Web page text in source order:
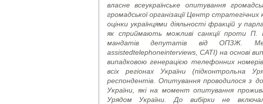
власне всеукраїнське опитування
громадської організації Центр
оцінки українцями діяльності фракцій у
як сприймають можливі санкції проти
мандатів депутатів від ОПЗЖ.
assistedtelephoneinterviews, CATI) на основі
випадковою генерацією телефонних
всіх регіонах України (підконтрольна
респондентів. Опитування проводилося з
України, які на момент опитування
Урядом України. До вибірки не